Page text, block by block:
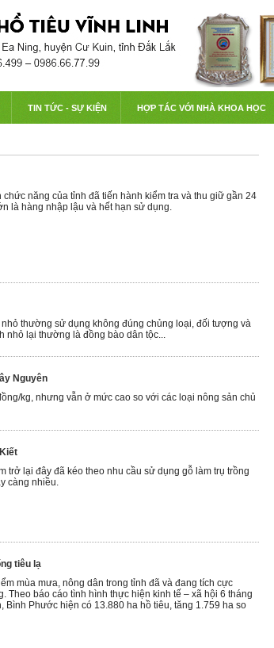
TIN TỨC - SỰ KIỆN HỢP TÁC VỚI NHÀ KHOA HỌC
năng của tỉnh đã tiến hành kiểm tra và thu giữ gần 24
là hàng nhập lậu và hết hạn sử dụng.
thường sử dụng không đúng chủng loại, đối tượng và
lại thường là đồng bào dân tộc...
Nguyên
kg, nhưng vẫn ở mức cao so với các loại nông sản chủ
trở lại đây đã kéo theo nhu cầu sử dụng gỗ làm trụ trồng
càng nhiều.
tiêu lạ
mùa mưa, nông dân trong tỉnh đã và đang tích cực
Theo báo cáo tình hình thực hiện kinh tế – xã hội 6 tháng
Bình Phước hiện có 13.880 ha hồ tiêu, tăng 1.759 ha so